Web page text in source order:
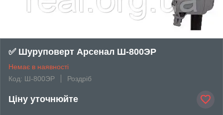
✅ Шуруповерт Арсенал Ш-800ЭР
Немає в наявності
Код: Ш-800ЭР
Роздріб
Ціну уточнюйте